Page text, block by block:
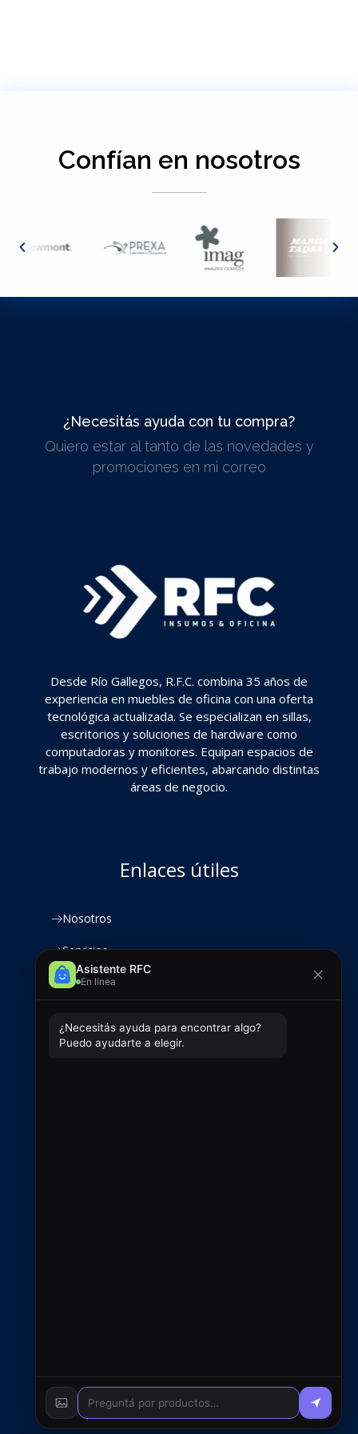
Confían en nosotros
¿Necesitás ayuda con tu compra?
ESCRIBINOS
Quiero estar al tanto de las novedades y
promociones en mi correo
Desde Río Gallegos, R.F.C. combina 35 años de
experiencia en muebles de oficina con una oferta
tecnológica actualizada. Se especializan en sillas,
escritorios y soluciones de hardware como
computadoras y monitores. Equipan espacios de
trabajo modernos y eficientes, abarcando distintas
áreas de negocio.
Enlaces útiles
Nosotros
Servicios
Productos
Contacto
© 2026 RFC S.A. - Todos